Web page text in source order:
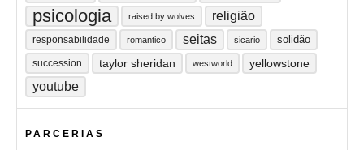
psicologia raised by wolves religião
responsabilidade romantico seitas sicario solidão
succession taylor sheridan westworld yellowstone
youtube
PARCERIAS